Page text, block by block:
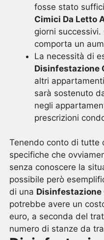
fosse stato
Cimici Da Letto
giorni
comporta un
La necessità di
Disinfestazione
altri
sarà sostenuto
negli
prescrizioni
Tenendo conto di tutte
specifiche che
senza conoscere la
possibile però
di una Disinfestazione
potrebbe avere un
euro, a seconda del
numero di stanze da